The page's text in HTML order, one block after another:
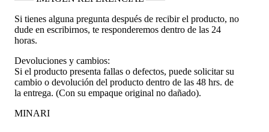
Si tienes alguna pregunta después de recibir el producto, no
dude en escribirnos, te responderemos dentro de las 24
horas.
Devoluciones y cambios:
Si el producto presenta fallas o defectos, puede solicitar su
cambio o devolución del producto dentro de las 48 hrs. de
la entrega. (Con su empaque original no dañado).
MINARI